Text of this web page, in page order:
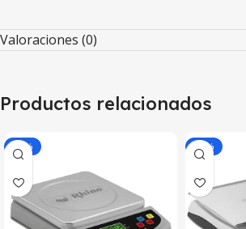
Valoraciones (0)
Productos relacionados
-30% -30%